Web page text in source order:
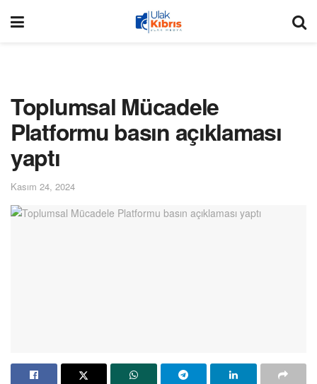
Toplumsal Mücadele
Platformu basın açıklaması
yaptı
Kasım 24, 2024